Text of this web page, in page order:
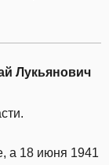
Лукьянович
а 18 июня 1941